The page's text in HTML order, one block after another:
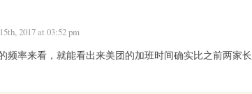
2017 at 03:52 pm
频率来看，就能看出来美团的加班时间确实比之前两家长